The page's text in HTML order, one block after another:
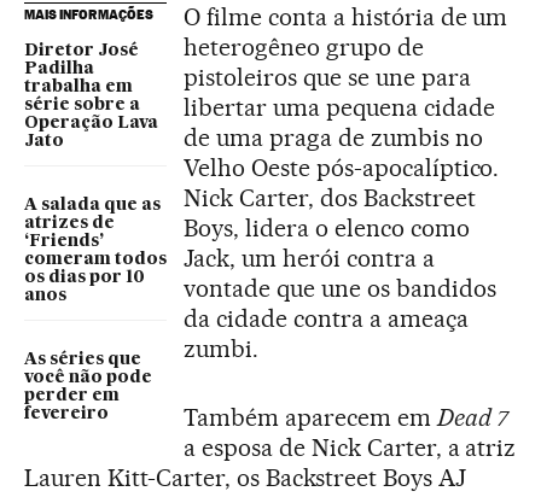
MAIS INFORMAÇÕES
Diretor José
Padilha
trabalha em
série sobre a
Operação Lava
Jato
A salada que as
atrizes de
‘Friends’
comeram todos
os dias por 10
anos
As séries que
você não pode
perder em
fevereiro
O filme conta a história de um
heterogêneo grupo de
pistoleiros que se une para
libertar uma pequena cidade
de uma praga de zumbis no
Velho Oeste pós-apocalíptico.
Nick Carter, dos Backstreet
Boys, lidera o elenco como
Jack, um herói contra a
vontade que une os bandidos
da cidade contra a ameaça
zumbi.
Também aparecem em Dead 7
a esposa de Nick Carter, a atriz
Lauren Kitt-Carter, os Backstreet Boys AJ